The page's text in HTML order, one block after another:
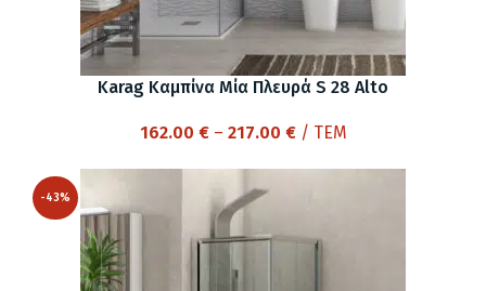
Karag Καμπίνα Μία Πλευρά S 28 Alto
162.00 € – 217.00 €Price
/ ΤΕΜ
-43%